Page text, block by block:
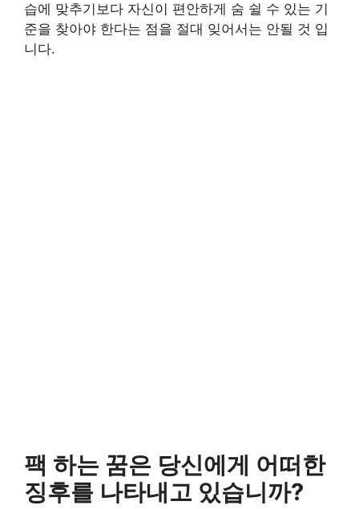
습에 맞추기보다 자신이 편안하게 숨 쉴 수 있는 기
준을 찾아야 한다는 점을 절대 잊어서는 안될 것 입
니다.
팩 하는 꿈은 당신에게 어떠한
징후를 나타내고 있습니까?